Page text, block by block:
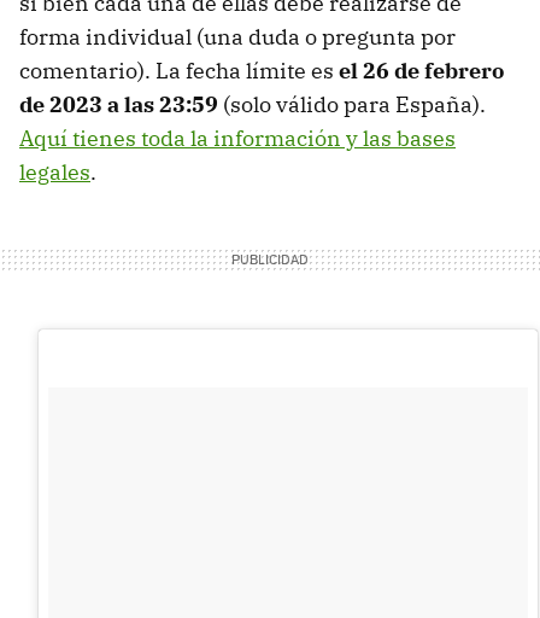
forma individual (una duda o pregunta por
comentario). La fecha límite es el 26 de febrero
de 2023 a las 23:59 (solo válido para España).
Aquí tienes toda la información y las bases
legales.